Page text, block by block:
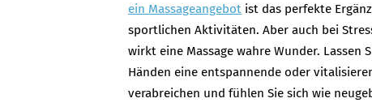
ein Massageangebot ist das perfekte
sportlichen Aktivitäten. Aber auch bei
wirkt eine Massage wahre Wunder. Lassen
Händen eine entspannende oder
verabreichen und fühlen Sie sich wie